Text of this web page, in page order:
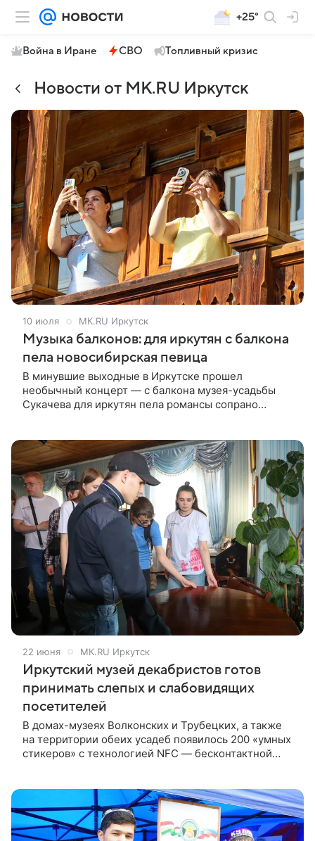
+25°
Война в Иране СВО Топливный кризис
Новости от МК.RU Иркутск
10 июля МК.RU Иркутск
Музыка балконов: для иркутян с балкона
пела новосибирская певица
В минувшие выходные в Иркутске прошел
необычный концерт — с балкона музея-усадьбы
Сукачева для иркутян пела романсы сопрано
22 июня МК.RU Иркутск
Иркутский музей декабристов готов
принимать слепых и слабовидящих
посетителей
В домах-музеях Волконских и Трубецких, а также
на территории обеих усадеб появилось 200 «умных
стикеров» с технологией NFC — бесконтактной